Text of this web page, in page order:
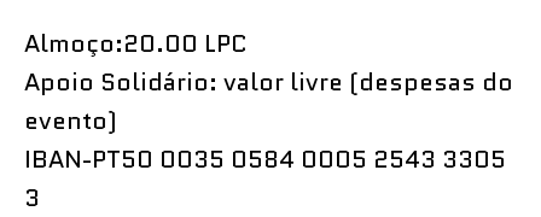
Almoço:20.00 LPC
Apoio Solidário: valor livre (despesas do
evento)
IBAN-PT50 0035 0584 0005 2543 3305
3